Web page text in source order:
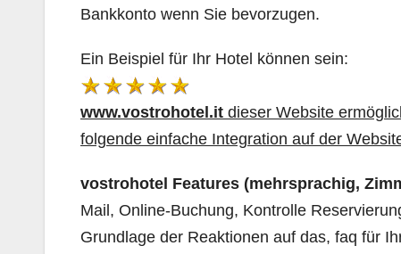
Bankkonto wenn Sie bevorzugen.
Ein Beispiel für Ihr Hotel können sein:
www.vostrohotel.it dieser Website
folgende einfache Integration auf der
vostrohotel Features (mehrsprachig,
Mail, Online-Buchung, Kontrolle
Grundlage der Reaktionen auf das, faq für